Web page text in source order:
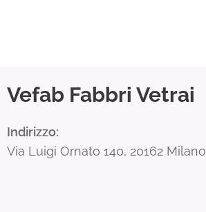
Vefab Fabbri Vetrai
Indirizzo:
Via Luigi Ornato 140, 20162 Milano